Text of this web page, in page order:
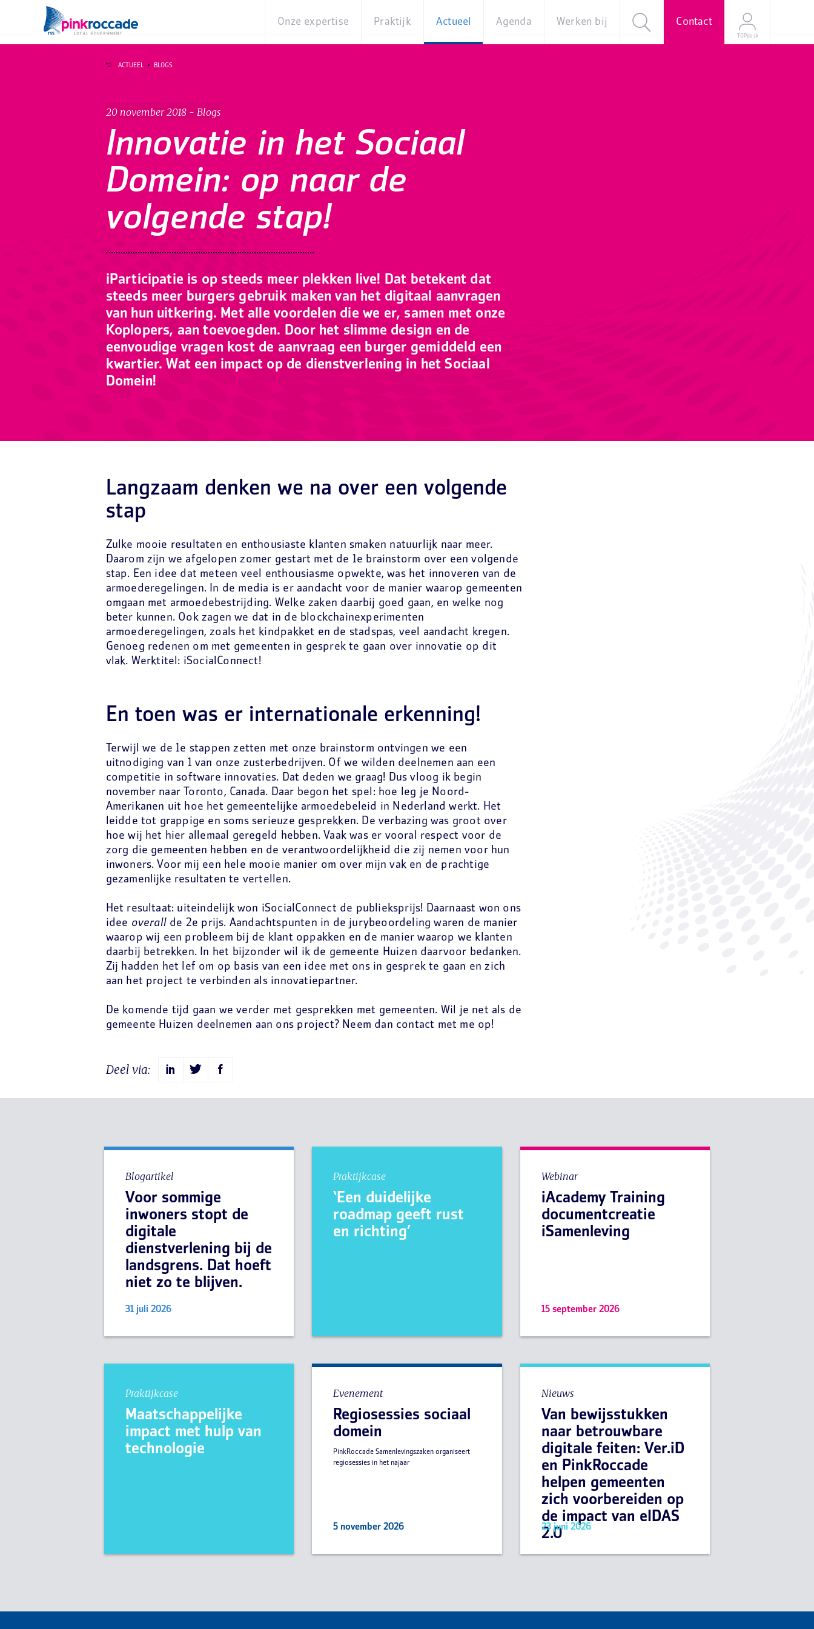
Onze expertise
Thema's
Praktijk
Practices
iBurgerzaken
Innovaties
Actueel Agenda Werken bij Contact
TOPdesk
20 november 2018 - Blogs
Innovatie in het Sociaal
Domein: op naar de
volgende stap!
iParticipatie is op steeds meer plekken live! Dat betekent dat
steeds meer burgers gebruik maken van het digitaal aanvragen
van hun uitkering. Met alle voordelen die we er, samen met onze
Koplopers, aan toevoegden. Door het slimme design en de
eenvoudige vragen kost de aanvraag een burger gemiddeld een
kwartier. Wat een impact op de dienstverlening in het Sociaal
Domein!
ACTUEEL BLOGS
Langzaam denken we na over een volgende
stap
Zulke mooie resultaten en enthousiaste klanten smaken natuurlijk naar meer.
Daarom zijn we afgelopen zomer gestart met de 1e brainstorm over een volgende
stap. Een idee dat meteen veel enthousiasme opwekte, was het innoveren van de
armoederegelingen. In de media is er aandacht voor de manier waarop gemeenten
omgaan met armoedebestrijding. Welke zaken daarbij goed gaan, en welke nog
beter kunnen. Ook zagen we dat in de blockchainexperimenten
armoederegelingen, zoals het kindpakket en de stadspas, veel aandacht kregen.
Genoeg redenen om met gemeenten in gesprek te gaan over innovatie op dit
vlak. Werktitel: iSocialConnect!
En toen was er internationale erkenning!
Terwijl we de 1e stappen zetten met onze brainstorm ontvingen we een
uitnodiging van 1 van onze zusterbedrijven. Of we wilden deelnemen aan een
competitie in software innovaties. Dat deden we graag! Dus vloog ik begin
november naar Toronto, Canada. Daar begon het spel: hoe leg je Noord-
Amerikanen uit hoe het gemeentelijke armoedebeleid in Nederland werkt. Het
leidde tot grappige en soms serieuze gesprekken. De verbazing was groot over
hoe wij het hier allemaal geregeld hebben. Vaak was er vooral respect voor de
zorg die gemeenten hebben en de verantwoordelijkheid die zij nemen voor hun
inwoners. Voor mij een hele mooie manier om over mijn vak en de prachtige
gezamenlijke resultaten te vertellen.
Het resultaat: uiteindelijk won iSocialConnect de publieksprijs! Daarnaast won ons
idee overall de 2e prijs. Aandachtspunten in de jurybeoordeling waren de manier
waarop wij een probleem bij de klant oppakken en de manier waarop we klanten
daarbij betrekken. In het bijzonder wil ik de gemeente Huizen daarvoor bedanken.
Zij hadden het lef om op basis van een idee met ons in gesprek te gaan en zich
aan het project te verbinden als innovatiepartner.
De komende tijd gaan we verder met gesprekken met gemeenten. Wil je net als de
gemeente Huizen deelnemen aan ons project? Neem dan contact met me op!
Deel via:
Blogartikel
Voor sommige
inwoners stopt de
digitale
dienstverlening bij de
landsgrens. Dat hoeft
niet zo te blijven.
31 juli 2026
Praktijkcase
‘Een duidelijke
roadmap geeft rust
en richting’
Webinar
iAcademy Training
documentcreatie
iSamenleving
15 september 2026
Praktijkcase
Maatschappelijke
impact met hulp van
technologie
Evenement
Regiosessies sociaal
domein
PinkRoccade Samenlevingszaken organiseert
regiosessies in het najaar
5 november 2026
Nieuws
Van bewijsstukken
naar betrouwbare
digitale feiten: Ver.iD
en PinkRoccade
helpen gemeenten
zich voorbereiden op
de impact van eIDAS
2.0
23 juni 2026